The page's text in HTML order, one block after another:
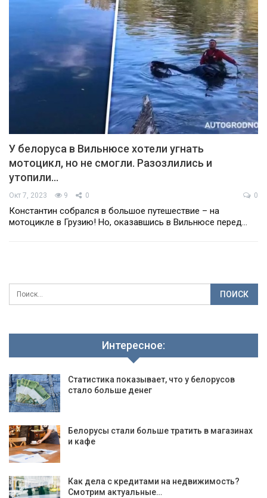
У белоруса в Вильнюсе хотели угнать
мотоцикл, но не смогли. Разозлились и
утопили…
Окт 7, 2023 9 0 0
Константин собрался в большое путешествие – на
мотоцикле в Грузию! Но, оказавшись в Вильнюсе перед…
Интересное:
Статистика показывает, что у белорусов
стало больше денег
Белорусы стали больше тратить в магазинах
и кафе
Как дела с кредитами на недвижимость?
Смотрим актуальные…